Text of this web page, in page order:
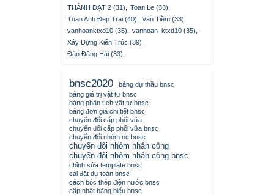
THÀNH ĐẠT 2 (31)
Toan Le (33)
Tuan Anh Đep Trai (40)
Văn Tiềm (33)
vanhoanktxd10 (35)
vanhoan_ktxd10 (35)
Xây Dựng Kiến Trúc (39)
Đào Đăng Hải (33)
bnsc2020
bảng dự thầu bnsc
bảng giá trị vật tư bnsc
bảng phân tích vật tư bnsc
bảng đơn giá chi tiết bnsc
chuyển đổi cấp phối vữa
chuyển đổi cấp phối vữa bnsc
chuyển đổi nhóm nc bnsc
chuyển đổi nhóm nhân công
chuyển đổi nhóm nhân công bnsc
chỉnh sửa template bnsc
cài đặt dự toán bnsc
cách bóc thép điện nước bnsc
cập nhật bảng biểu bnsc